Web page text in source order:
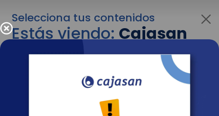
Selecciona tus contenidos
Estás viendo:Cajasan
para personas
Para cambiar al contenido de tu interés más
adelante recuerda utilizar el menú